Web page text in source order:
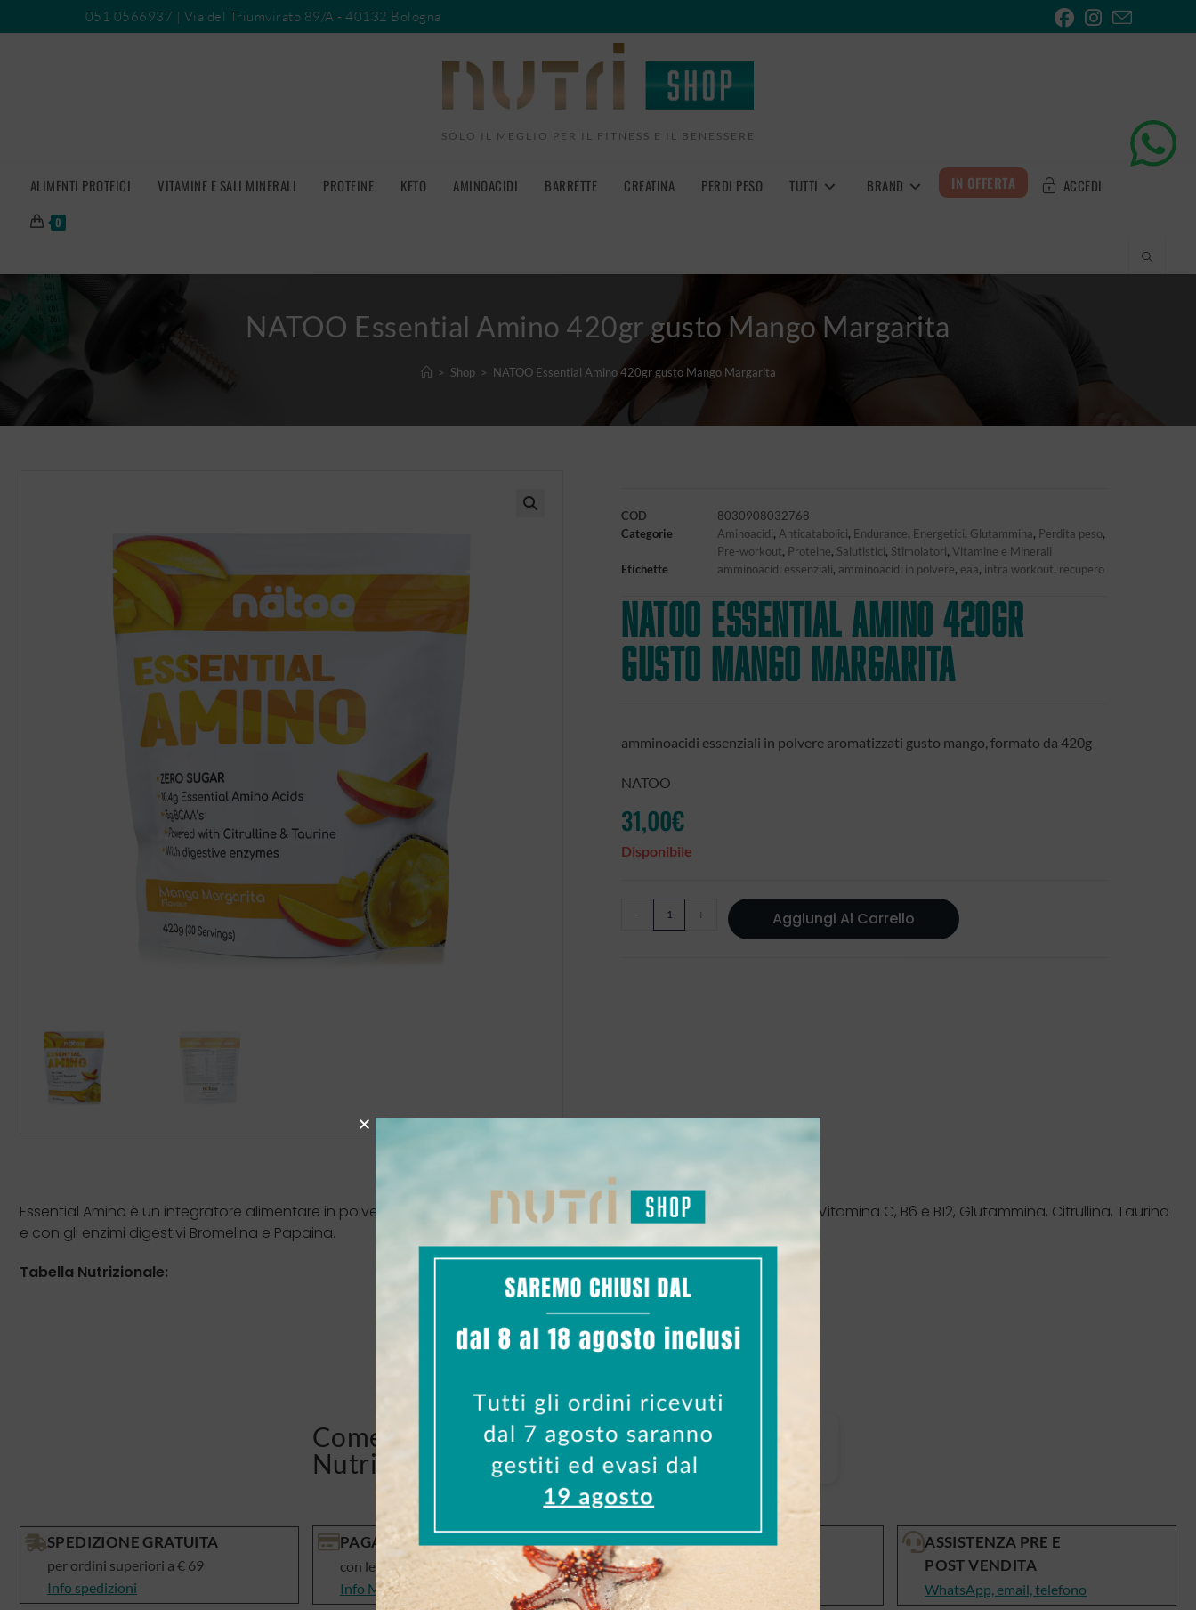
051 0566937 | Via del Triumvirato 89/A - 40132 Bologna
SOLO IL MEGLIO PER IL FITNESS E IL BENESSERE
ALIMENTI PROTEICI VITAMINE E SALI MINERALI PROTEINE KETO AMINOACIDI BARRETTE CREATINA PERDI PESO TUTTI BRAND IN OFFERTA ACCEDI
0
NATOO Essential Amino 420gr gusto Mango Margarita
> Shop > NATOO Essential Amino 420gr gusto Mango Margarita
COD
8030908032768
Categorie
Aminoacidi, Anticatabolici, Endurance, Energetici, Glutammina, Perdita peso,
Pre-workout, Proteine, Salutistici, Stimolatori, Vitamine e Minerali
Etichette
amminoacidi essenziali, amminoacidi in polvere, eaa, intra workout, recupero
NATOO Essential Amino 420gr
gusto Mango Margarita
amminoacidi essenziali in polvere aromatizzati gusto mango, formato da 420g
NATOO
31,00€
Disponibile
- + Aggiungi Al Carrello
Essential Amino è un integratore alimentare in polvere aromatizzata a base di aminoacidi essenziali, BCAA con con Vitamina C, B6 e B12, Glutammina, Citrullina, Taurina
e con gli enzimi digestivi Bromelina e Papaina.
Tabella Nutrizionale:
Come valutano
Nutrishop
SPEDIZIONE GRATUITA
per ordini superiori a € 69
Info spedizioni
PAGAMENTI SICURI
con le migliori piattaforme
Info Metodi di pagamento
RESO GARANTITO
entro 10 giorni
Info Resi e Cambi
ASSISTENZA PRE E
POST VENDITA
WhatsApp, email, telefono